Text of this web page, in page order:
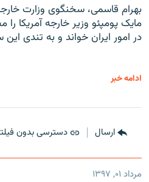
بهرام قاسمی، سخنگوی وزارت
مایک پومپئو وزیر خارجه آمریکا
در امور ایران خواند و به تندی
ادامه خبر
ارسال دسترسی بدون
مرداد ۰۱, ۱۳۹۷